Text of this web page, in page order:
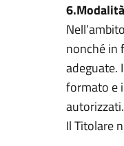
nonché in
adeguate.
formato e
autorizzati.
Il Titolare